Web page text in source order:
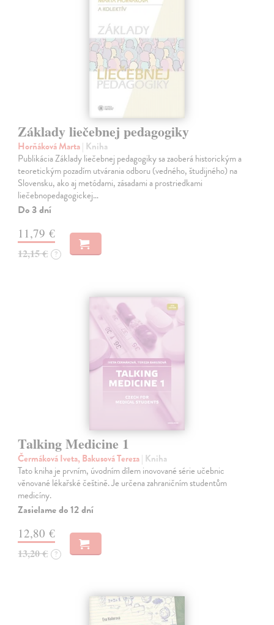
Základy liečebnej pedagogiky
Horňáková Marta| Kniha
Publikácia Základy liečebnej pedagogiky sa zaoberá historickým a
teoretickým pozadím utvárania odboru (vedného, študijného) na
Slovensku, ako aj metódami, zásadami a prostriedkami
liečebnopedagogickej…
Do 3 dní
11,79 €
12,15 € ?
Talking Medicine 1
Čermáková Iveta, Bakusová Tereza| Kniha
Tato kniha je prvním, úvodním dílem inovované série učebnic
věnované lékařské češtině. Je určena zahraničním studentům
medicíny.
Zasielame do 12 dní
12,80 €
13,20 € ?